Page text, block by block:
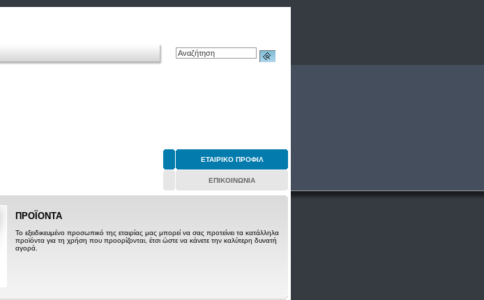
ΕΤΑΙΡΙΚΟ ΠΡΟΦΙΛ
ΕΠΙΚΟΙΝΩΝΙΑ
ΠΡΟΪΟΝΤΑ
Το εξειδικευμένο προσωπικό της εταιρίας μας μπορεί να σας προτείνει τα κατάλληλα
προϊόντα για τη χρήση που προορίζονται, έτσι ώστε να κάνετε την καλύτερη δυνατή
αγορά.